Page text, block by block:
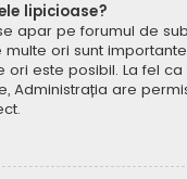
lipicioase?
apar pe forumul de
ori sunt
ori este posibil. La fel ca
Administrația are